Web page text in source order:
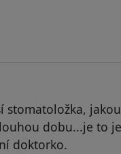
dobu...je to
doktorko.